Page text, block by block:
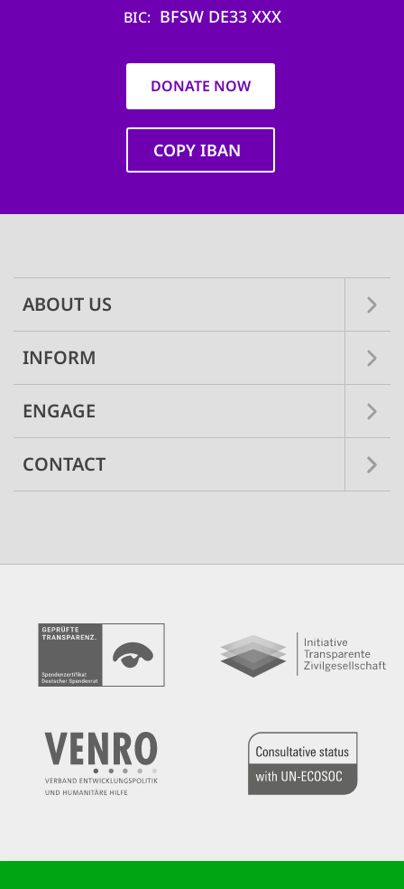
BIC BFSW DE33 XXX
DONATE NOW
COPY IBAN
ABOUT US
INFORM
ENGAGE
CONTACT